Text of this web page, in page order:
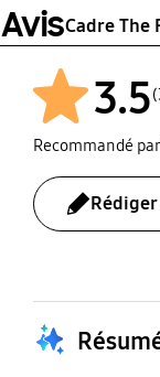
Manuel
Oui
AvisCadre The
3.5
Recommandé par